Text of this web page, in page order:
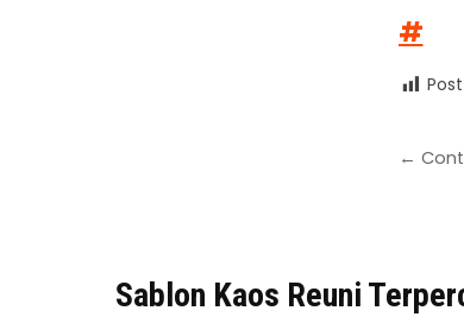
#
←
Sablon Kaos Reuni